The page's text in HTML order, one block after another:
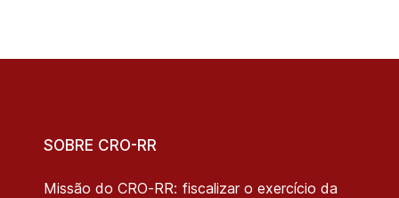
SOBRE CRO-RR
Missão do CRO-RR: fiscalizar o exercício da